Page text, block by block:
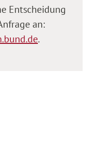
Entscheidung
an:
.